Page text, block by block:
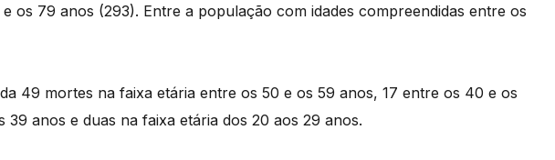
os 79 anos (293). Entre a população com idades compreendidas entre os
49 mortes na faixa etária entre os 50 e os 59 anos, 17 entre os 40 e os
anos e duas na faixa etária dos 20 aos 29 anos.